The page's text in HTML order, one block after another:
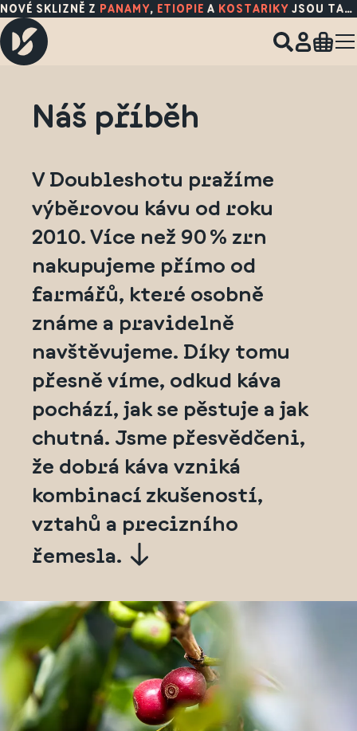
NOVÉ SKLIZNĚ Z PANAMY, ETIOPIE A KOSTARIKY JSOU TADY!
Náš příběh
V Doubleshotu pražíme
výběrovou kávu od roku
2010. Více než 90 % zrn
nakupujeme přímo od
farmářů, které osobně
známe a pravidelně
navštěvujeme. Díky tomu
přesně víme, odkud káva
pochází, jak se pěstuje a jak
chutná. Jsme přesvědčeni,
že dobrá káva vzniká
kombinací zkušeností,
vztahů a precizního
řemesla.